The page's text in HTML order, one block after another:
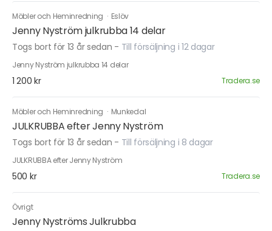
Möbler och Heminredning · Eslöv
Jenny Nyström julkrubba 14 delar
Togs bort för 13 år sedan - Till försäljning i 12 dagar
Jenny Nyström julkrubba 14 delar
1 200 kr Tradera.se
Möbler och Heminredning · Munkedal
JULKRUBBA efter Jenny Nyström
Togs bort för 13 år sedan - Till försäljning i 8 dagar
JULKRUBBA efter Jenny Nyström
500 kr Tradera.se
Övrigt
Jenny Nyströms Julkrubba